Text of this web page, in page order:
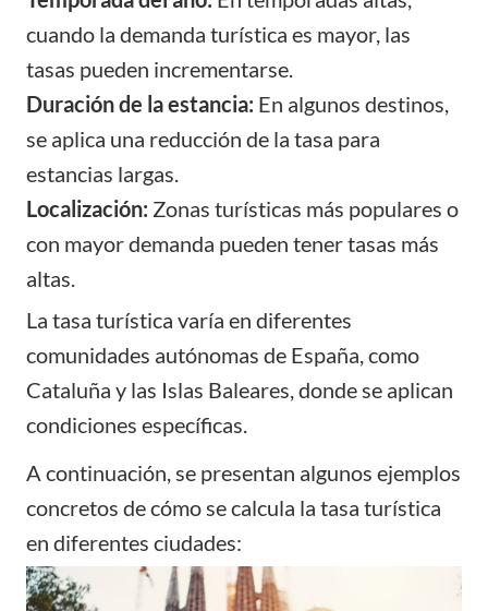
cuando la demanda turística es mayor, las
tasas pueden incrementarse.
Duración de la estancia: En algunos destinos,
se aplica una reducción de la tasa para
estancias largas.
Localización: Zonas turísticas más populares o
con mayor demanda pueden tener tasas más
altas.
La tasa turística varía en diferentes
comunidades autónomas de España, como
Cataluña y las Islas Baleares, donde se aplican
condiciones específicas.
A continuación, se presentan algunos ejemplos
concretos de cómo se calcula la tasa turística
en diferentes ciudades: